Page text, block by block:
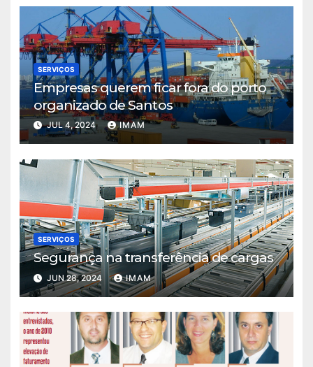
SERVIÇOS
Empresas querem ficar fora do porto
organizado de Santos
JUL 4, 2024 IMAM
SERVIÇOS
Segurança na transferência de cargas
JUN 28, 2024 IMAM